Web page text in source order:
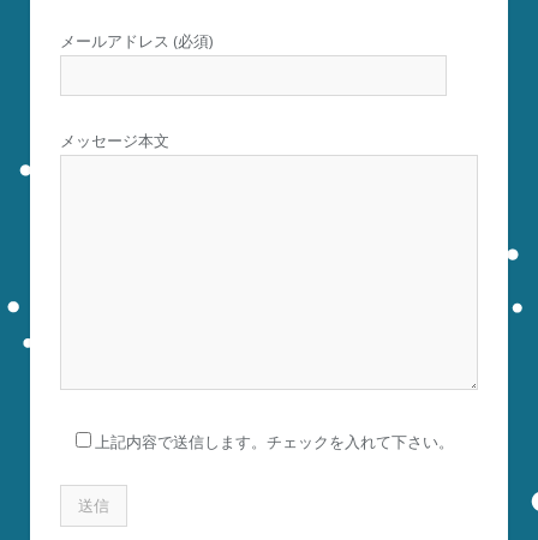
メールアドレス (必須)
メッセージ本文
上記内容で送信します。チェックを入れて下さい。